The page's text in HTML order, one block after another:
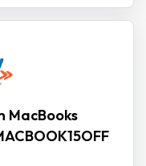
MacBooks